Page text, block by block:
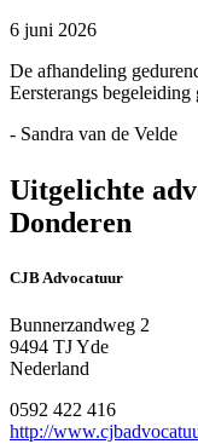
6 juni 2026
De afhandeling
Eersterangs begeleiding
- Sandra van de Velde
Uitgelichte
Donderen
CJB Advocatuur
Bunnerzandweg 2
9494 TJ Yde
Nederland
0592 422 416
http://